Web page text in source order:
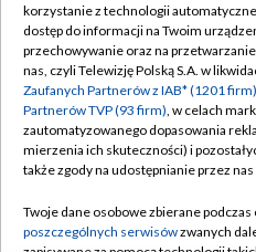
Abonament TVP
Emisja w TVP
Centrum informacji TVP
Naziemna Telewizja
Rada Programowa
Polityka
Moje
korzystanie z technologii
dostęp do informacji na Twoim
przechowywanie oraz na
nas, czyli Telewizję Polską S.A. w
Zaufanych Partnerów z IAB* (1201 firm)
Partnerów TVP (93 firm), w celach
zautomatyzowanego dopasowania
mierzenia ich skuteczności) i
także zgody na udostępnianie przez
Twoje dane osobowe zbierane
poszczególnych serwisówzwanych